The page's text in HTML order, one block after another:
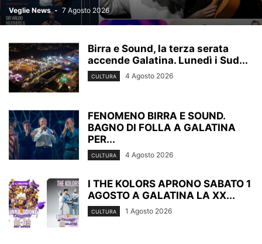
Veglie News - 7 Agosto 2026
Birra e Sound, la terza serata
accende Galatina. Lunedì i Sud...
CULTURA 4 Agosto 2026
FENOMENO BIRRA E SOUND.
BAGNO DI FOLLA A GALATINA
PER...
CULTURA 4 Agosto 2026
I THE KOLORS APRONO SABATO 1
AGOSTO A GALATINA LA XX...
CULTURA 1 Agosto 2026